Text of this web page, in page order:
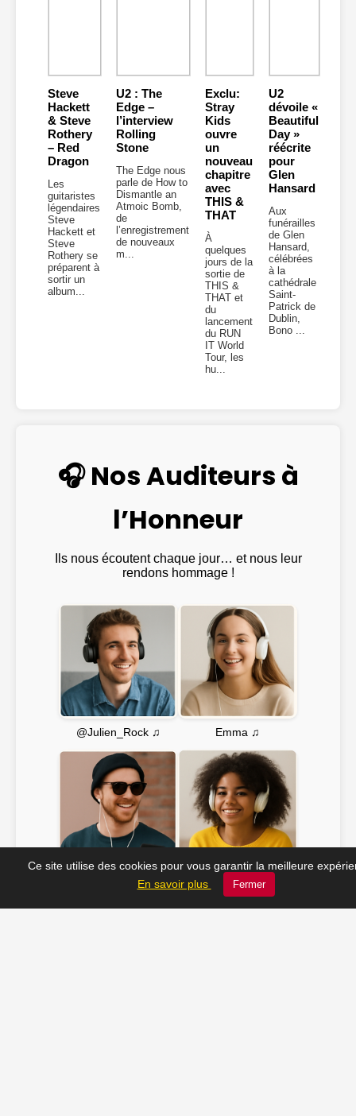
Steve
Hackett
& Steve
Rothery
– Red
Dragon
Les
guitaristes
légendaires
Steve
Hackett et
Steve
Rothery se
préparent à
sortir un
album...
U2 : The
Edge –
l’interview
Rolling
Stone
The Edge nous
parle de How to
Dismantle an
Atmoic Bomb,
de
l’enregistrement
de nouveaux
m...
Exclu:
Stray
Kids
ouvre
un
nouveau
chapitre
avec
THIS &
THAT
À
quelques
jours de la
sortie de
THIS &
THAT et
du
lancement
du RUN
IT World
Tour, les
hu...
U2
dévoile «
Beautiful
Day »
réécrite
pour
Glen
Hansard
Aux
funérailles
de Glen
Hansard,
célébrées
à la
cathédrale
Saint-
Patrick de
Dublin,
Bono ...
🎧 Nos Auditeurs à
l’Honneur
Ils nous écoutent chaque jour… et nous leur
rendons hommage !
@Julien_Rock ♫ Emma ♫
JC_13 ♫ Soline ♫
Ce site utilise des cookies pour vous garantir la meilleure
En savoir plus
Fermer